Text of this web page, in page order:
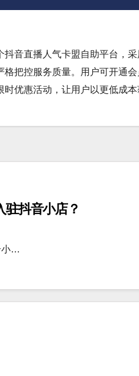
音直播人气卡盟自助平台，
把控服务质量。用户可开通
优惠活动，让用户以更低成
抖音小店？
小…